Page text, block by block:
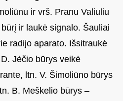
ir vrš. Pranu Valiuliu
ir laukė signalo. Šauliai
radijo aparato. Išsitraukė
Jėčio būrys veikė
ltn. V. Šimoliūno būrys
B. Meškelio būrys –